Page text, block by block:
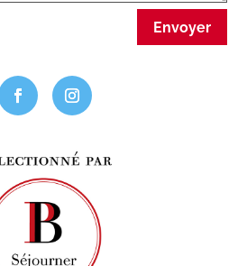
Envoyer